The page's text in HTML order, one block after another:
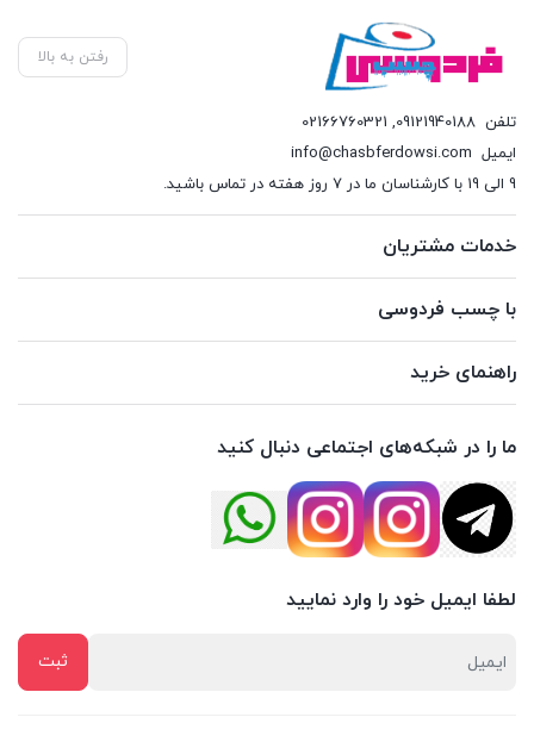
رفتن به بالا
تلفن 09121940188
,
02166760321
ایمیل info@chasbferdowsi.com
9 الی 19 با کارشناسان ما در 7 روز هفته در تماس باشید.
خدمات مشتریان
با چسب فردوسی
راهنمای خرید
ما را در شبکه‌های اجتماعی دنبال کنید
لطفا ایمیل خود را وارد نمایید